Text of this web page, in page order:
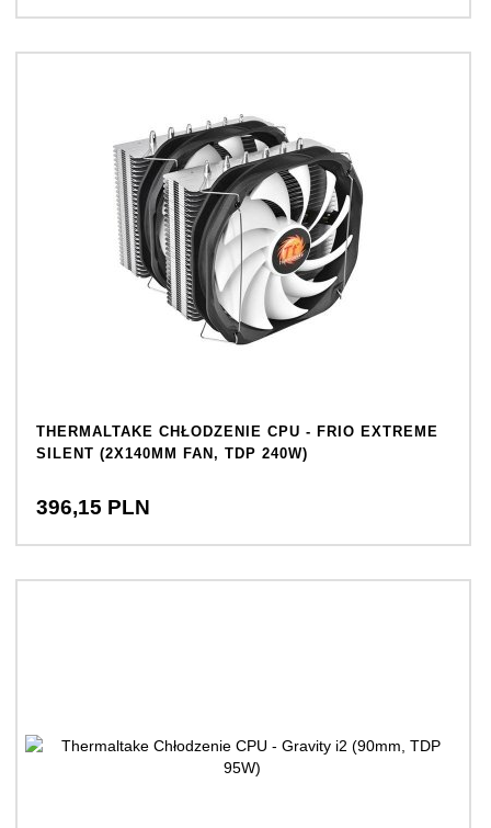
THERMALTAKE CHŁODZENIE CPU - FRIO EXTREME
SILENT (2X140MM FAN, TDP 240W)
396,15 PLN